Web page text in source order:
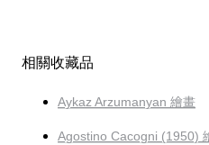
相關收藏品
Aykaz Arzumanyan 繪畫
Agostino Cacogni (1950)